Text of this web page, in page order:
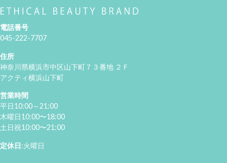
電話番号
045-222-7707
住所
神奈川県横浜市中区山下町７３番地 ２Ｆ
アクティ横浜山下町
営業時間
平日10:00～21:00
木曜日10:00〜18:00
土日祝10:00〜21:00
定休日:火曜日